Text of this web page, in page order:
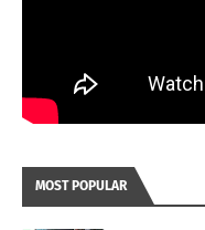
MOST POPULAR